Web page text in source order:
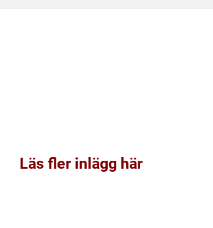
Läs fler inlägg här